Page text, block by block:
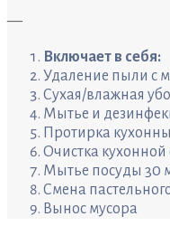
—
Включает в себя:
Удаление пыли с
Сухая/влажная
Мытье и
Протирка
Очистка
Мытье посуды 30
Смена
Вынос мусора